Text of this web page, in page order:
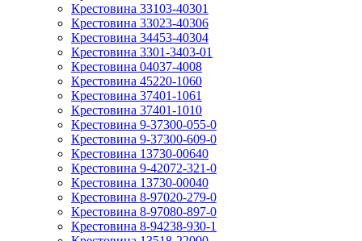
Крестовина 33103-40301
Крестовина 33023-40306
Крестовина 34453-40304
Крестовина 3301-3403-01
Крестовина 04037-4008
Крестовина 45220-1060
Крестовина 37401-1061
Крестовина 37401-1010
Крестовина 9-37300-055-0
Крестовина 9-37300-609-0
Крестовина 13730-00640
Крестовина 9-42072-321-0
Крестовина 13730-00040
Крестовина 8-97020-279-0
Крестовина 8-97080-897-0
Крестовина 8-94238-930-1